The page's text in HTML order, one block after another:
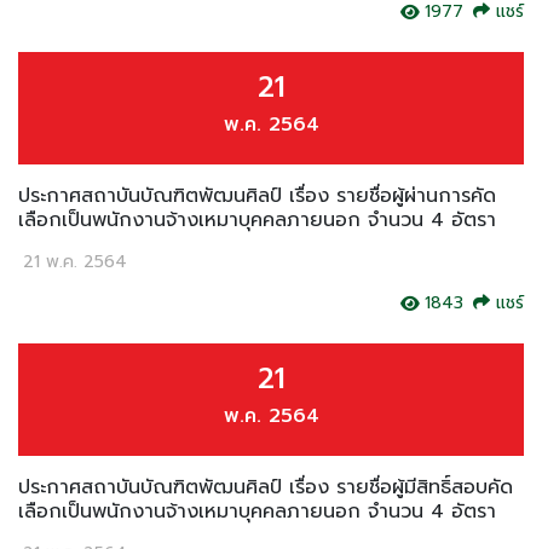
1977
แชร์
21
พ.ค. 2564
ประกาศสถาบันบัณฑิตพัฒนศิลป์ เรื่อง รายชื่อผู้ผ่านการคัด
เลือกเป็นพนักงานจ้างเหมาบุคคลภายนอก จำนวน 4 อัตรา
21 พ.ค. 2564
1843
แชร์
21
พ.ค. 2564
ประกาศสถาบันบัณฑิตพัฒนศิลป์ เรื่อง รายชื่อผู้มีสิทธิ์สอบคัด
เลือกเป็นพนักงานจ้างเหมาบุคคลภายนอก จำนวน 4 อัตรา